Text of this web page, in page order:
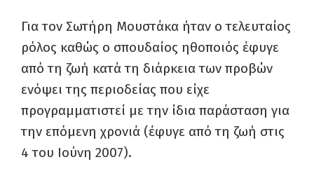
Για τον Σωτήρη Μουστάκα ήταν ο τελευταίος
ρόλος καθώς ο σπουδαίος ηθοποιός έφυγε
από τη ζωή κατά τη διάρκεια των προβών
ενόψει της περιοδείας που είχε
προγραμματιστεί με την ίδια παράσταση για
την επόμενη χρονιά (έφυγε από τη ζωή στις
4 του Ιούνη 2007).